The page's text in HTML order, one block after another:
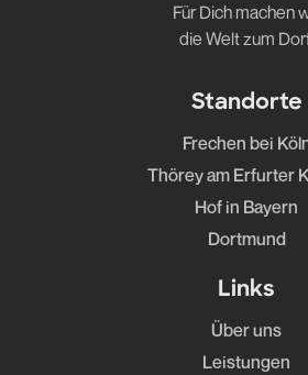
Für Dich machen
die Welt zum
Standorte
Frechen bei
Thörey am Erfurter
Hof in Bayern
Dortmund
Links
Über uns
Leistungen